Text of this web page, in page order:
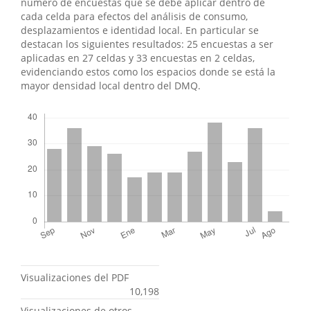
cada celda para efectos del análisis de consumo,
desplazamientos e identidad local. En particular se
destacan los siguientes resultados: 25 encuestas a ser
aplicadas en 27 celdas y 33 encuestas en 2 celdas,
evidenciando estos como los espacios donde se está la
mayor densidad local dentro del DMQ.
Visualizaciones del PDF
10,198